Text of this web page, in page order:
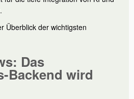
Überblick der wichtigsten
Das
Backend wird